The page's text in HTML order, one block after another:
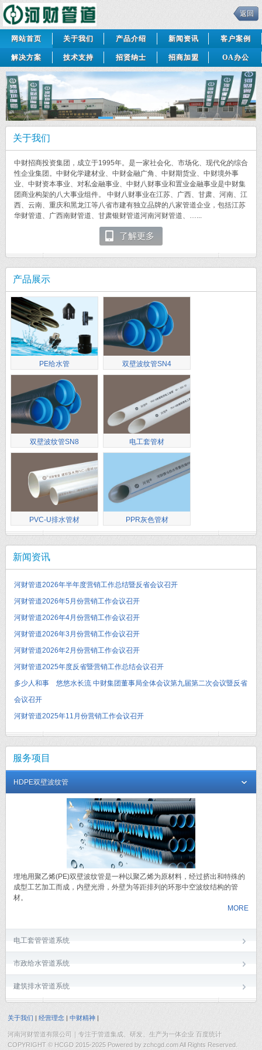
返回
网站首页 关于我们 产品介绍 新闻资讯 客户案例
解决方案 技术支持 招贤纳士 招商加盟 OA办公
关于我们
中财招商投资集团，成立于1995年。是一家社会化、市场化、现代化的综合
性企业集团。中财化学建材业、中财金融广角、中财期货业、中财境外事
业、中财资本事业、对私金融事业、中财八财事业和置业金融事业是中财集
团商业构架的八大事业组件。 中财八财事业在江苏、广西、甘肃、河南、江
西、云南、重庆和黑龙江等八省市建有独立品牌的八家管道企业，包括江苏
华财管道、广西南财管道、甘肃银财管道河南河财管道、…...
了解更多
产品展示
PE给水管 双壁波纹管SN4
双壁波纹管SN8 电工套管材
PVC-U排水管材 PPR灰色管材
新闻资讯
河财管道2026年半年度营销工作总结暨反省会议召开
河财管道2026年5月份营销工作会议召开
河财管道2026年4月份营销工作会议召开
河财管道2026年3月份营销工作会议召开
河财管道2026年2月份营销工作会议召开
河财管道2025年度反省暨营销工作总结会议召开
多少人和事 悠悠水长流 中财集团董事局全体会议第九届第二次会议暨反省
会议召开
河财管道2025年11月份营销工作会议召开
服务项目
HDPE双壁波纹管
埋地用聚乙烯(PE)双壁波纹管是一种以聚乙烯为原材料，经过挤出和特殊的
成型工艺加工而成，内壁光滑，外壁为等距排列的环形中空波纹结构的管
材。
MORE
电工套管管道系统
市政给水管道系统
建筑排水管道系统
关于我们 经营理念 中财精神
河南河财管道有限公司｜专注于管道集成、研发、生产为一体企业 百度统计
COPYRIGHT © HCGD 2015-2025 Powered by zchcgd.com All Rights Reserved.